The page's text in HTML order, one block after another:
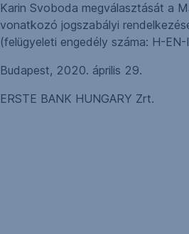
Karin Svoboda megválasztását a
vonatkozó jogszabályi
(felügyeleti engedély száma: H-
Budapest, 2020. április 29.
ERSTE BANK HUNGARY Zrt.